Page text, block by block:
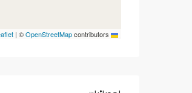
| ©OpenStreetMapcontributors